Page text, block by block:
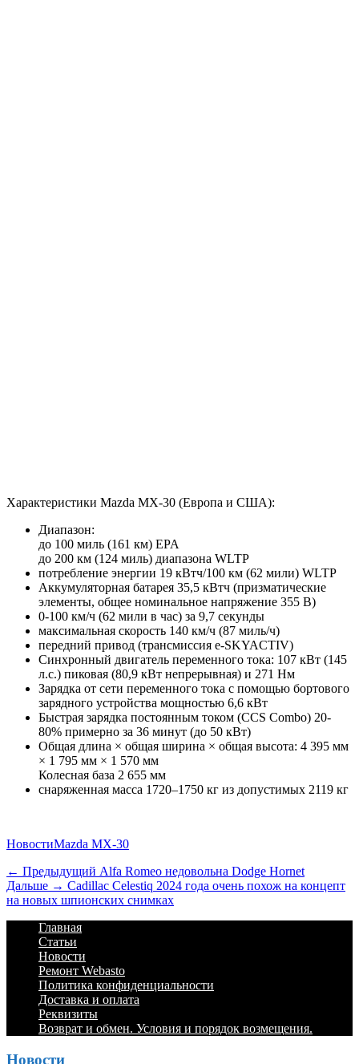
Характеристики Mazda MX-30 (Европа и США):
Диапазон:
до 100 миль (161 км) EPA
до 200 км (124 миль) диапазона WLTP
потребление энергии 19 кВтч/100 км (62 мили) WLTP
Аккумуляторная батарея 35,5 кВтч (призматические
элементы, общее номинальное напряжение 355 В)
0-100 км/ч (62 мили в час) за 9,7 секунды
максимальная скорость 140 км/ч (87 миль/ч)
передний привод (трансмиссия e-SKYACTIV)
Синхронный двигатель переменного тока: 107 кВт (145
л.с.) пиковая (80,9 кВт непрерывная) и 271 Нм
Зарядка от сети переменного тока с помощью бортового
зарядного устройства мощностью 6,6 кВт
Быстрая зарядка постоянным током (CCS Combo) 20-
80% примерно за 36 минут (до 50 кВт)
Общая длина × общая ширина × общая высота: 4 395 мм
× 1 795 мм × 1 570 мм
Колесная база 2 655 мм
снаряженная масса 1720–1750 кг из допустимых 2119 кг
Категории
НовостиТеги
Mazda MX-30
Навигация
по
записям
← Предыдущий Предыдущий
Alfa Romeo недовольна Dodge Hornet
Дальше → Дальше:
Cadillac Celestiq 2024 года очень похож на концепт
на новых шпионских снимках
Footer
Menu
Перейти
содержимому
Главная
Статьи
Новости
Ремонт Webasto
Политика конфиденциальности
Доставка и оплата
Реквизиты
Возврат и обмен. Условия и порядок возмещения.
Новости